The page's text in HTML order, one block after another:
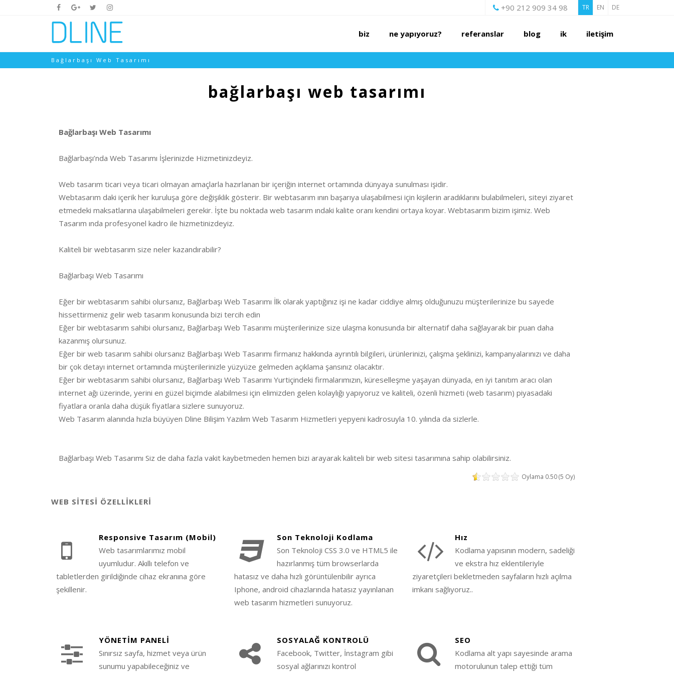
+90 212 909 34 98 DE
EN
TR
bi̇z ne yapiyoruz? referanslar blog i̇k i̇leti̇şi̇m
Bağlarbaşı Web Tasarımı
bağlarbaşı web tasarımı
Bağlarbaşı Web Tasarımı
Bağlarbaşı’nda Web Tasarımı İşlerinizde Hizmetinizdeyiz.
Web tasarım ticari veya ticari olmayan amaçlarla hazırlanan bir içeriğin internet ortamında dünyaya sunulması işidir.
Webtasarım daki içerik her kuruluşa göre değişiklik gösterir. Bir webtasarım ının başarıya ulaşabilmesi için kişilerin aradıklarını bulabilmeleri, siteyi ziyaret
etmedeki maksatlarına ulaşabilmeleri gerekir. İşte bu noktada web tasarım ındaki kalite oranı kendini ortaya koyar. Webtasarım bizim işimiz. Web
Tasarım ında profesyonel kadro ile hizmetinizdeyiz.
Kaliteli bir webtasarım size neler kazandırabilir?
Bağlarbaşı Web Tasarımı
Eğer bir webtasarım sahibi olursanız, Bağlarbaşı Web Tasarımı İlk olarak yaptığınız işi ne kadar ciddiye almış olduğunuzu müşterilerinize bu sayede
hissettirmeniz gelir web tasarım konusunda bizi tercih edin
Eğer bir webtasarım sahibi olursanız, Bağlarbaşı Web Tasarımı müşterilerinize size ulaşma konusunda bir alternatif daha sağlayarak bir puan daha
kazanmış olursunuz.
Eğer bir web tasarım sahibi olursanız Bağlarbaşı Web Tasarımı firmanız hakkında ayrıntılı bilgileri, ürünlerinizi, çalışma şeklinizi, kampanyalarınızı ve daha
bir çok detayı internet ortamında müşterilerinizle yüzyüze gelmeden açıklama şansınız olacaktır.
Eğer bir webtasarım sahibi olursanız, Bağlarbaşı Web Tasarımı Yurtiçindeki firmalarımızın, küreselleşme yaşayan dünyada, en iyi tanıtım aracı olan
internet ağı üzerinde, yerini en güzel biçimde alabilmesi için elimizden gelen kolaylığı yapıyoruz ve kaliteli, özenli hizmeti (web tasarım) piyasadaki
fiyatlara oranla daha düşük fiyatlara sizlere sunuyoruz.
Web Tasarım alanında hızla büyüyen Dline Bilişim Yazılım Web Tasarım Hizmetleri yepyeni kadrosuyla 10. yılında da sizlerle.
Bağlarbaşı Web Tasarımı Siz de daha fazla vakit kaybetmeden hemen bizi arayarak kaliteli bir web sitesi tasarımına sahip olabilirsiniz.
Oylama 0.50 (5 Oy)
WEB SİTESİ ÖZELLİKLERİ
Responsive Tasarım (Mobil)
Web tasarımlarımız mobil
uyumludur. Akıllı telefon ve
tabletlerden girildiğinde cihaz ekranına göre
şekillenir.
Son Teknoloji Kodlama
Son Teknoloji CSS 3.0 ve HTML5 ile
hazırlanmış tüm browserlarda
hatasız ve daha hızlı görüntülenbilir ayrıca
Iphone, android cihazlarında hatasız yayınlanan
web tasarım hizmetleri sunuyoruz.
Hız
Kodlama yapısının modern, sadeliği
ve ekstra hız eklentileriyle
ziyaretçileri bekletmeden sayfaların hızlı açılma
imkanı sağlıyoruz..
YÖNETİM PANELİ
Sınırsız sayfa, hizmet veya ürün
sunumu yapabileceğiniz ve
SOSYALAĞ KONTROLÜ
Facebook, Twitter, İnstagram gibi
sosyal ağlarınızı kontrol
SEO
Kodlama alt yapı sayesinde arama
motorulunun talep ettiği tüm